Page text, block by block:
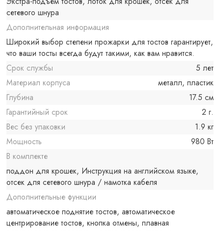
сетевого шнура
Дополнительная информация
Широкий выбор степени прожарки для тостов гарантирует,
что ваши тосты всегда будут такими, как вам нравится.
Срок службы
5 лет
Материал корпуса
металл, пластик
Глубина
17.5 см
Гарантийный срок
2 г.
Вес без упаковки
1.9 кг
Мощность
980 Вт
В комплекте
поддон для крошек, Инструкция на английском языке,
отсек для сетевого шнура / намотка кабеля
Дополнительные функции
автоматическое поднятие тостов, автоматическое
центрирование тостов, кнопка отмены, плавная